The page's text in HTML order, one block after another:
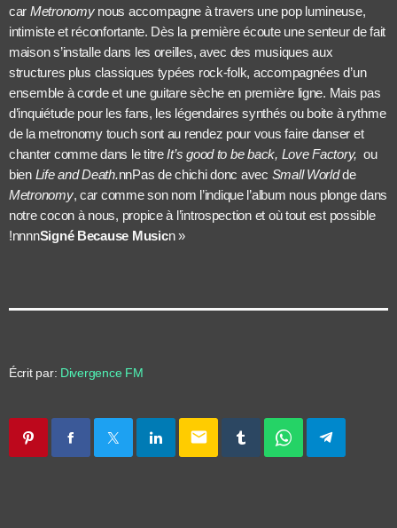
car Metronomynous accompagne à travers une pop lumineuse,
intimiste et réconfortante. Dès la première écoute une senteur de fait
maison s’installe dans les oreilles, avec des musiques aux
structures plus classiques typées rock-folk, accompagnées d’un
ensemble à corde et une guitare sèche en première ligne. Mais pas
d’inquiétude pour les fans, les légendaires synthés ou boite à rythme
de la metronomy touch sont au rendez pour vous faire danser et
chanter comme dans le titreIt’s good to be back, Love Factory, ou
bienLife and Death.nnPas de chichi donc avec Small Worldde
Metronomy, car comme son nom l’indique l’album nous plonge dans
notre cocon à nous, propice à l’introspection et où tout est possible
!nnnnSigné Because Musicn »
Écrit par: Divergence FM
email